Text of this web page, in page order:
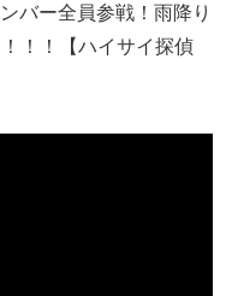
バー全員参戦！雨降り
！！【ハイサイ探偵